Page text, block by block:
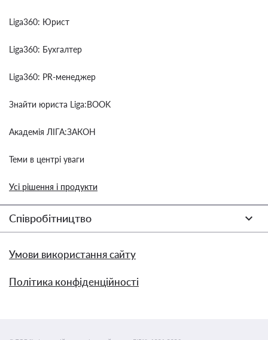
Liga360: Юрист
Liga360: Бухгалтер
Liga360: PR-менеджер
Знайти юриста Liga:BOOK
Академія ЛІГА:ЗАКОН
Теми в центрі уваги
Усі рішення і продукти
Співробітництво
Умови використання сайту
Політика конфіденційності